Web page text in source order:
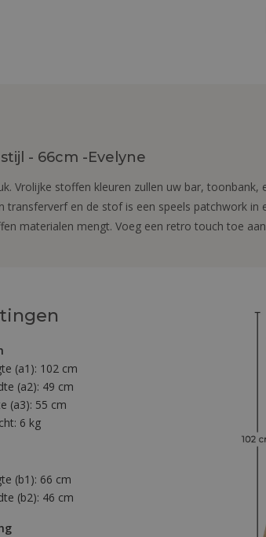
- 66cm -Evelyne
Vrolijke stoffen kleuren zullen uw bar,
en de stof is een speels patchwork in
materialen mengt. Voeg een retro touch toe
(a1): 102 cm
(a2): 49 cm
(a3): 55 cm
6 kg
(b1): 66 cm
(b2): 46 cm